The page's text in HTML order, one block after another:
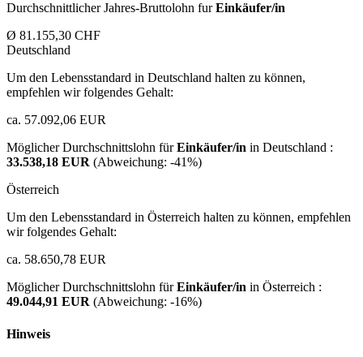
Durchschnittlicher Jahres-Bruttolohn furEinkäufer/in
Ø 81.155,30 CHF
Deutschland
Um den Lebensstandard in Deutschland halten zu können,
empfehlen wir folgendes Gehalt:
ca. 57.092,06 EUR
Möglicher Durchschnittslohn fürEinkäufer/in in Deutschland :
33.538,18 EUR (Abweichung: -41%)
Österreich
Um den Lebensstandard in Österreich halten zu können, empfehlen
wir folgendes Gehalt:
ca. 58.650,78 EUR
Möglicher Durchschnittslohn fürEinkäufer/in in Österreich :
49.044,91 EUR (Abweichung: -16%)
Hinweis